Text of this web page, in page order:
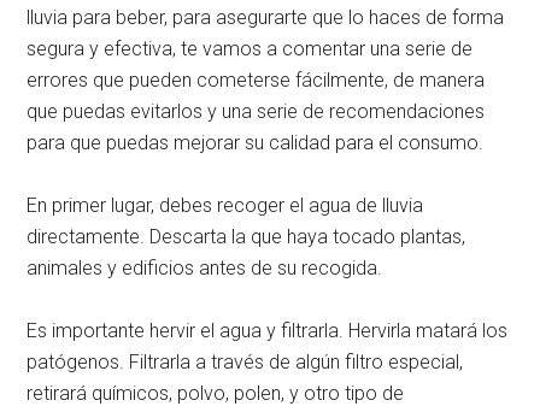
lluvia para beber, para asegurarte que lo haces de forma
segura y efectiva, te vamos a comentar una serie de
errores que pueden cometerse fácilmente, de manera
que puedas evitarlos y una serie de recomendaciones
para que puedas mejorar su calidad para el consumo.
En primer lugar, debes recoger el agua de lluvia
directamente. Descarta la que haya tocado plantas,
animales y edificios antes de su recogida.
Es importante hervir el agua y filtrarla. Hervirla matará los
patógenos. Filtrarla a través de algún filtro especial,
retirará químicos, polvo, polen, y otro tipo de